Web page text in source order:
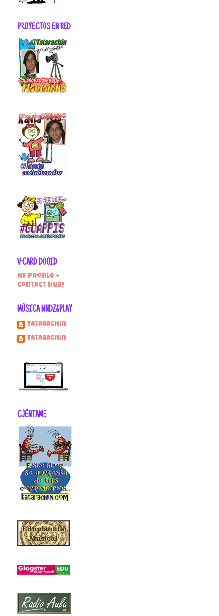
PROYECTOS EN RED
V-CARD DOOID
My profile +
contact hub!
MÚSICA MNDZ&PLAY
Tatarachin
tatarachin
CUÉNTAME